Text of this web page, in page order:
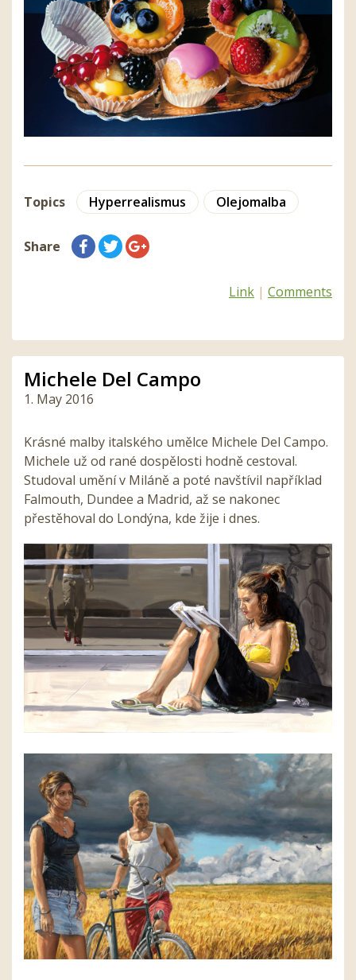
Topics Hyperrealismus Olejomalba
Share
Link | Comments
Michele Del Campo
1. May 2016
Krásné malby italského umělce Michele Del Campo.
Michele už od rané dospělosti hodně cestoval.
Studoval umění v Miláně a poté navštívil například
Falmouth, Dundee a Madrid, až se nakonec
přestěhoval do Londýna, kde žije i dnes.